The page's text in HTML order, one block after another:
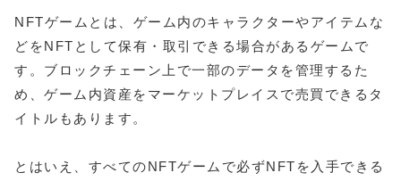
NFTゲームとは、ゲーム内のキャラクターやアイテムな
どをNFTとして保有・取引できる場合があるゲームで
す。ブロックチェーン上で一部のデータを管理するた
め、ゲーム内資産をマーケットプレイスで売買できるタ
イトルもあります。
とはいえ、すべてのNFTゲームで必ずNFTを入手できる